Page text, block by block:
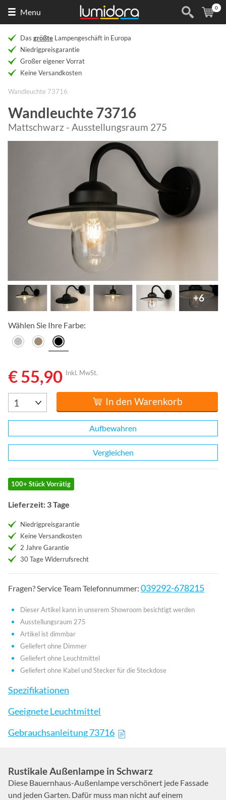
Menu (
0
Das größte Lampengeschäft in Europa
Niedrigpreisgarantie
Großer eigener Vorrat
Keine Versandkosten
Wandleuchte 73716
Wandleuchte 73716
Mattschwarz - Ausstellungsraum 275
+6
Wählen Sie Ihre Farbe:
€ 55,90 Inkl. MwSt.
In den Warenkorb
Aufbewahren
Vergleichen
100+ Stück Vorrätig
Lieferzeit: 3 Tage
Niedrigpreisgarantie
Keine Versandkosten
2 Jahre Garantie
30 Tage Widerrufsrecht
Fragen? Service Team Telefonnummer: 039292-678215
Dieser Artikel kann in unserem Showroom besichtigt werden
Ausstellungsraum 275
Artikel ist dimmbar
Geliefert ohne Dimmer
Geliefert ohne Leuchtmittel
Geliefert ohne Kabel und Stecker für die Steckdose
Spezifikationen
Geeignete Leuchtmittel
Gebrauchsanleitung 73716
Rustikale Außenlampe in Schwarz
Diese Bauernhaus-Außenlampe verschönert jede Fassade
und jeden Garten. Dafür muss man nicht auf einem